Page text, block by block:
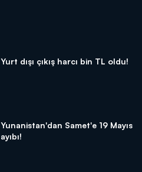
Yurt dışı çıkış harcı bin TL oldu!
Yunanistan'dan Samet'e 19 Mayıs
ayıbı!